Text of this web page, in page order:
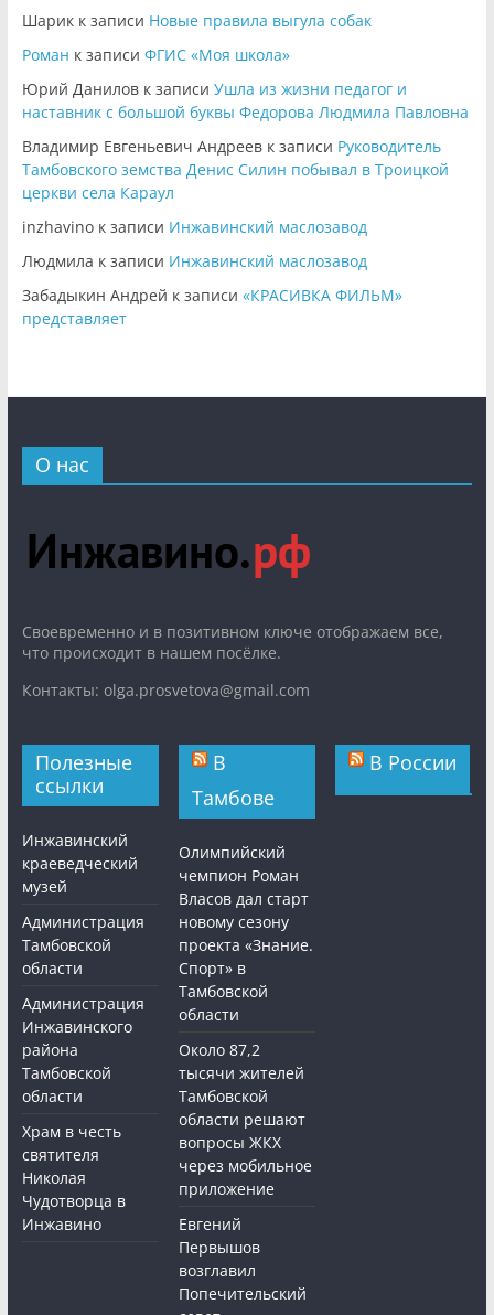
Шарикк записи Новые правила выгула собак
Роман к записи ФГИС «Моя школа»
Юрий Даниловк записи Ушла из жизни педагог и
наставник с большой буквы Федорова Людмила Павловна
Владимир Евгеньевич Андреевк записи Руководитель
Тамбовского земства Денис Силин побывал в Троицкой
церкви села Караул
inzhavinoк записи Инжавинский маслозавод
Людмила к записи Инжавинский маслозавод
Забадыкин Андрей к записи «КРАСИВКА ФИЛЬМ»
представляет
О нас
Cвоевременно и в позитивном ключе отображаем все,
что происходит в нашем посёлке.
Контакты: olga.prosvetova@gmail.com
Полезные
ссылки
Инжавинский
краеведческий
музей
Администрация
Тамбовской
области
Администрация
Инжавинского
района
Тамбовской
области
Храм в честь
святителя
Николая
Чудотворца в
Инжавино
В
Тамбове
Олимпийский
чемпион Роман
Власов дал старт
новому сезону
проекта «Знание.
Спорт» в
Тамбовской
области
Около 87,2
тысячи жителей
Тамбовской
области решают
вопросы ЖКХ
через мобильное
приложение
Евгений
Первышов
возглавил
Попечительский
В России